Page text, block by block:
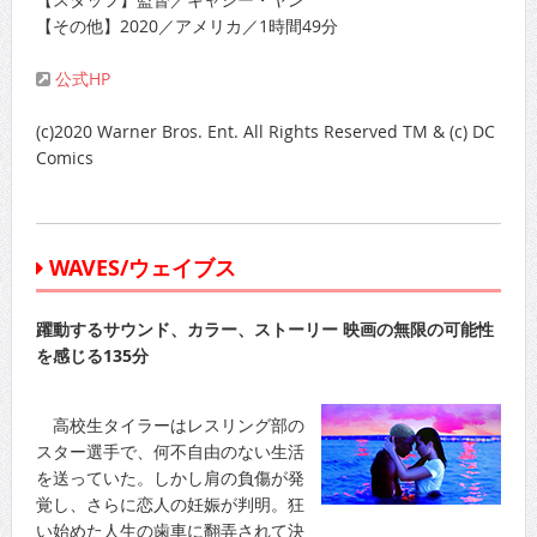
【その他】2020／アメリカ／1時間49分
公式HP
(c)2020 Warner Bros. Ent. All Rights Reserved TM & (c) DC
Comics
WAVES/ウェイブス
躍動するサウンド、カラー、ストーリー 映画の無限の可能性
を感じる135分
高校生タイラーはレスリング部の
スター選手で、何不自由のない生活
を送っていた。しかし肩の負傷が発
覚し、さらに恋人の妊娠が判明。狂
い始めた人生の歯車に翻弄されて決